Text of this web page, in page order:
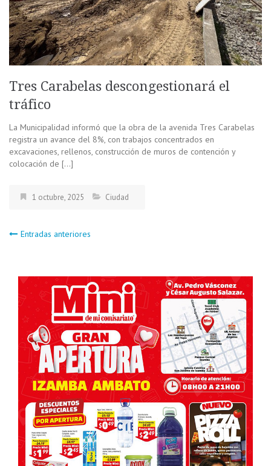
Tres Carabelas descongestionará el
tráfico
La Municipalidad informó que la obra de la avenida Tres Carabelas
registra un avance del 8%, con trabajos concentrados en
excavaciones, rellenos, construcción de muros de contención y
colocación de […]
1 octubre, 2025 Ciudad
Navegación
de
entradas
Entradas anteriores